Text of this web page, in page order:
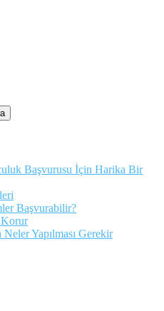
Başvurusu İçin Harika Bir
Başvurabilir?
Korur
Yapılması Gerekir